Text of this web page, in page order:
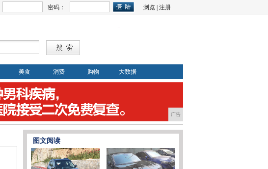
密码： 浏览 注册
美食 消费 购物 大数据
广告
图文阅读